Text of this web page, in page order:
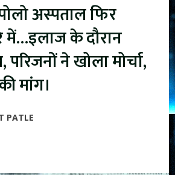
अस्पताल फिर
के दौरान
परिजनों ने खोला मोर्चा,
मांग।
PATLE